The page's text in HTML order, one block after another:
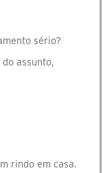
sério?
assunto,
rindo em casa.